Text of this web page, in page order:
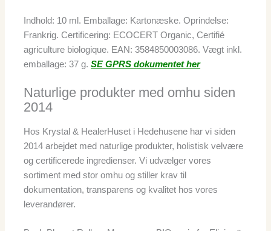
Indhold: 10 ml. Emballage: Kartonæske. Oprindelse:
Frankrig. Certificering: ECOCERT Organic, Certifié
agriculture biologique. EAN: 3584850003086. Vægt inkl.
emballage: 37 g.SE GPRS dokumentet her
Naturlige produkter med omhu siden
2014
Hos Krystal & HealerHuset i Hedehusene har vi siden
2014 arbejdet med naturlige produkter, holistisk velvære
og certificerede ingredienser. Vi udvælger vores
sortiment med stor omhu og stiller krav til
dokumentation, transparens og kvalitet hos vores
leverandører.